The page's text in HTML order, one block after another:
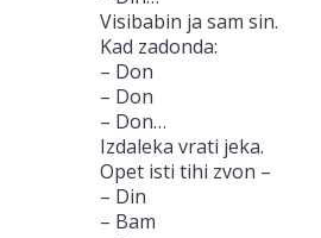
Visibabin ja sam sin.
Kad zadonda:
– Don
– Don
– Don…
Izdaleka vrati jeka.
Opet isti tihi zvon –
– Din
– Bam